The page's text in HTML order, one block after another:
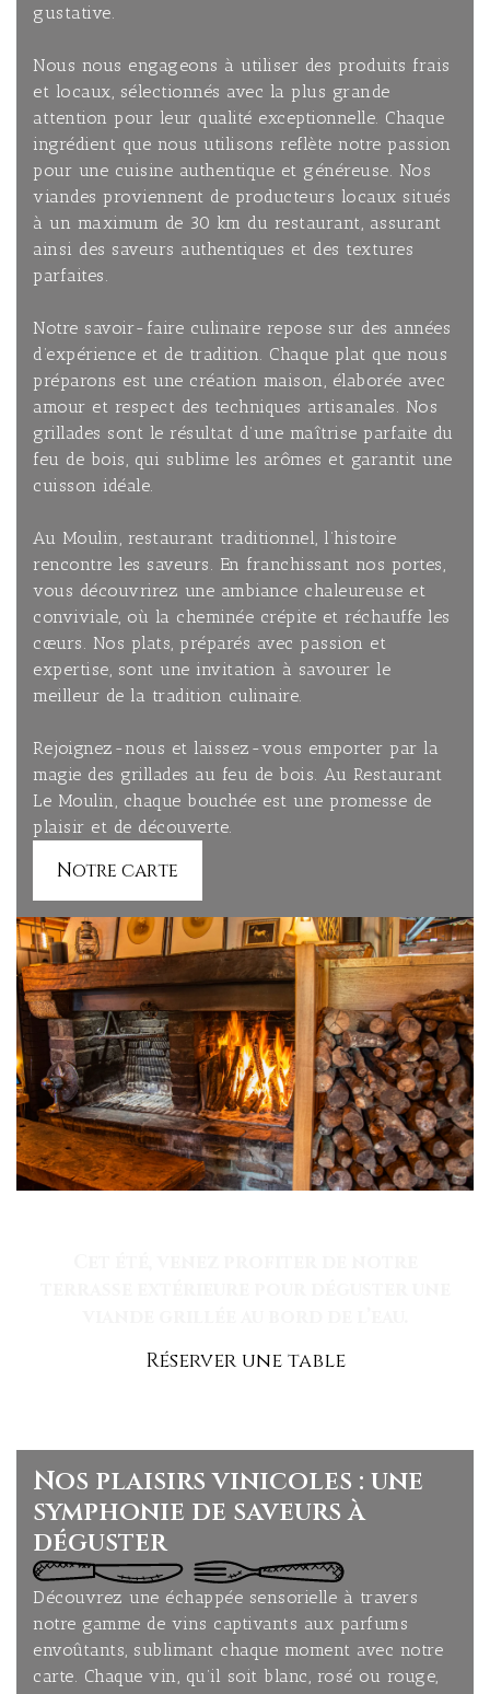
gustative.
Nous nous engageons à utiliser des produits frais
et locaux, sélectionnés avec la plus grande
attention pour leur qualité exceptionnelle. Chaque
ingrédient que nous utilisons reflète notre passion
pour une cuisine authentique et généreuse. Nos
viandes proviennent de producteurs locaux situés
à un maximum de 30 km du restaurant, assurant
ainsi des saveurs authentiques et des textures
parfaites.
Notre savoir-faire culinaire repose sur des années
d’expérience et de tradition. Chaque plat que nous
préparons est une création maison, élaborée avec
amour et respect des techniques artisanales. Nos
grillades sont le résultat d’une maîtrise parfaite du
feu de bois, qui sublime les arômes et garantit une
cuisson idéale.
Au Moulin, restaurant traditionnel, l’histoire
rencontre les saveurs. En franchissant nos portes,
vous découvrirez une ambiance chaleureuse et
conviviale, où la cheminée crépite et réchauffe les
cœurs. Nos plats, préparés avec passion et
expertise, sont une invitation à savourer le
meilleur de la tradition culinaire.
Rejoignez-nous et laissez-vous emporter par la
magie des grillades au feu de bois. Au Restaurant
Le Moulin, chaque bouchée est une promesse de
plaisir et de découverte.
Notre carte
Réserver une table
Nos plaisirs vinicoles : une
symphonie de saveurs à
déguster
Découvrez une échappée sensorielle à travers
notre gamme de vins captivants aux parfums
envoûtants, sublimant chaque moment avec notre
carte. Chaque vin, qu’il soit blanc, rosé ou rouge,